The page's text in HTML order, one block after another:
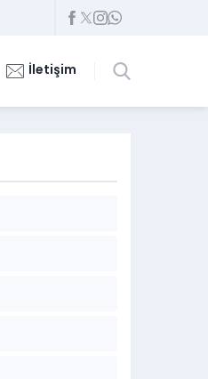
İletişim